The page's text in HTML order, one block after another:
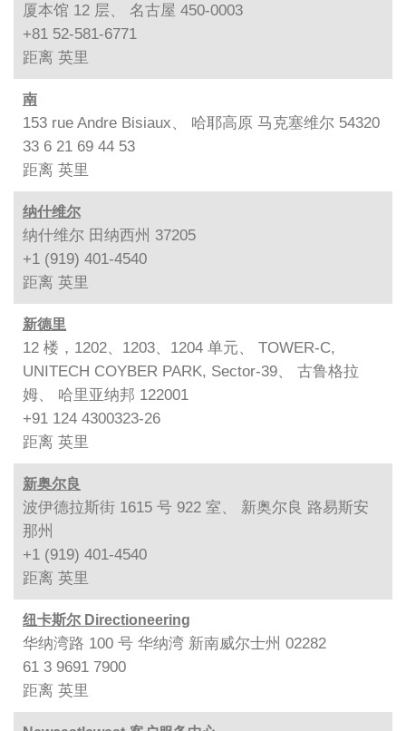
厦本馆 12 层、 名古屋 450-0003
+81 52-581-6771
距离 英里
南
153 rue Andre Bisiaux、 哈耶高原 马克塞维尔 54320
33 6 21 69 44 53
距离 英里
纳什维尔
纳什维尔 田纳西州 37205
+1 (919) 401-4540
距离 英里
新德里
12 楼，1202、1203、1204 单元、 TOWER-C,
UNITECH COYBER PARK, Sector-39、 古鲁格拉
姆、 哈里亚纳邦 122001
+91 124 4300323-26
距离 英里
新奥尔良
波伊德拉斯街 1615 号 922 室、 新奥尔良 路易斯安
那州
+1 (919) 401-4540
距离 英里
纽卡斯尔 Directioneering
华纳湾路 100 号 华纳湾 新南威尔士州 02282
61 3 9691 7900
距离 英里